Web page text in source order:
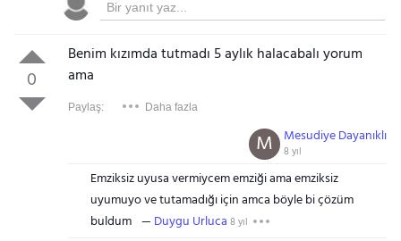
0
Benim kızımda tutmadı 5 aylık halacabalı yorum
ama
Paylaş: Daha fazla
Mesudiye Dayanıklı
8 yıl
M
Emziksiz uyusa vermiycem emziği ama emziksiz
uyumuyo ve tutamadığı için amca böyle bi çözüm
buldum
Duygu Urluca 8 yıl